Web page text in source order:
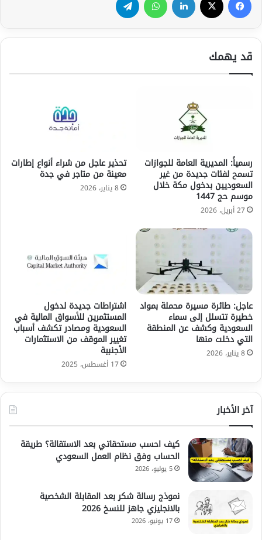
قد يهمك
رسمياً: المديرية العامة للجوازات
تسمح لفئات جديدة من غير
السعوديين بدخول مكة خلال
موسم حج 1447
27 أبريل، 2026
تحذير عاجل من شراء أنواع إطارات
معينة من متاجر في جدة
8 يناير، 2026
عاجل: طائرة مسيرة محملة بمواد
خطيرة تتسلل إلى سماء
السعودية وكشف عن المنطقة
التي دخلت منها
8 يناير، 2026
اشتراطات جديدة لدخول
المستثمرين للأسواق المالية في
السعودية ومصادر تكشف أسباب
تغيير الموقف من الاستثمارات
الأجنبية
17 أغسطس، 2025
آخر الأخبار
كيف احسب مستحقاتي بعد الاستقالة؟ طريقة
الحساب وفق نظام العمل السعودي
5 يوليو، 2026
نموذج رسالة شكر بعد المقابلة الشخصية
بالانجليزي جاهز للنسخ 2026
17 يونيو، 2026